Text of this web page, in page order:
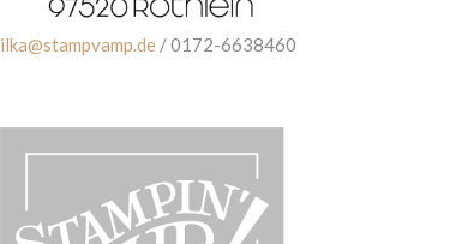
ilka@stampvamp.de/ 0172-6638460